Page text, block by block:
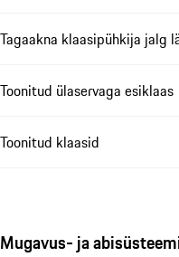
Tagaakna klaasipühkija jalg
Toonitud ülaservaga esiklaas
Toonitud klaasid
Mugavus- ja